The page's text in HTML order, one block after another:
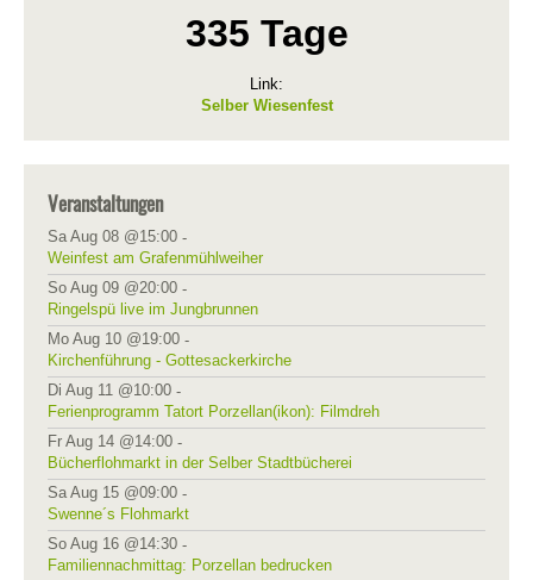
335 Tage
Link:
Selber Wiesenfest
Veranstaltungen
Sa Aug 08 @15:00 -
Weinfest am Grafenmühlweiher
So Aug 09 @20:00 -
Ringelspü live im Jungbrunnen
Mo Aug 10 @19:00 -
Kirchenführung - Gottesackerkirche
Di Aug 11 @10:00 -
Ferienprogramm Tatort Porzellan(ikon): Filmdreh
Fr Aug 14 @14:00 -
Bücherflohmarkt in der Selber Stadtbücherei
Sa Aug 15 @09:00 -
Swenne´s Flohmarkt
So Aug 16 @14:30 -
Familiennachmittag: Porzellan bedrucken